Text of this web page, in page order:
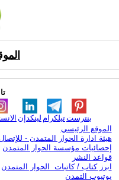
لينكدإن تيلكرامبنترست
الموقع الرئيسي
هيئة ادارة الحوار المتمدن - للإتصال
إحصائيات مؤسسة الحوار المتمدن
قواعد النشر
ابرز كتاب / كاتبات الحوار المتمدن
يوتيوب التمدن